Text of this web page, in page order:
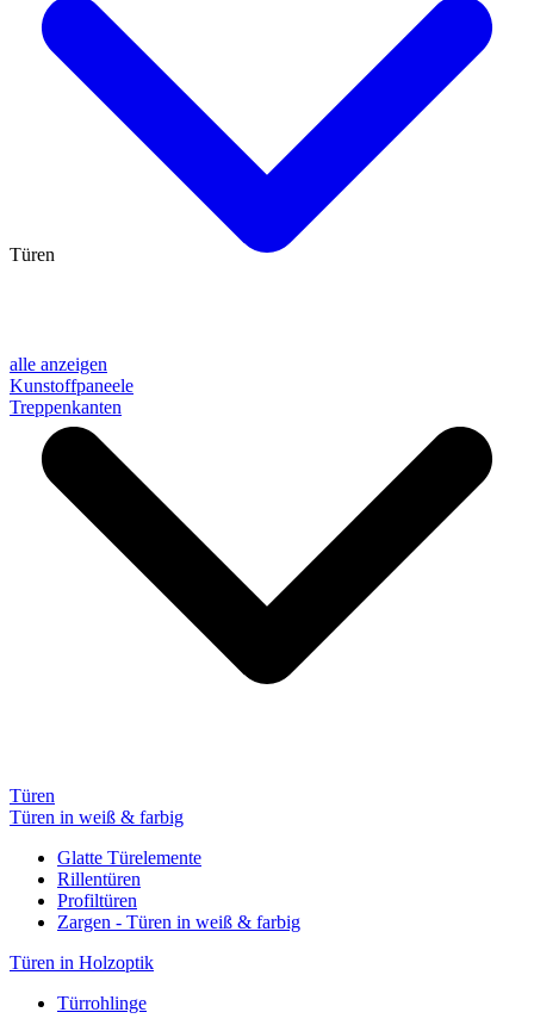
alle anzeigen
Kunstoffpaneele
Treppenkanten
Türen
Türen
Türen in weiß & farbig
Glatte Türelemente
Rillentüren
Profiltüren
Zargen - Türen in weiß & farbig
Türen in Holzoptik
Türrohlinge